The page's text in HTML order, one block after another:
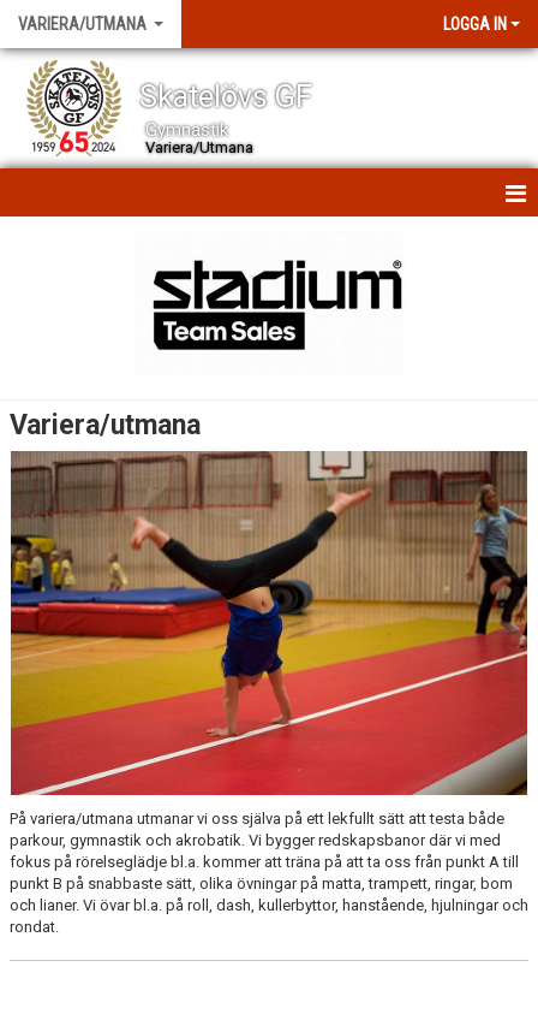
VARIERA/UTMANA LOGGA IN
Skatelövs GF
Gymnastik
Variera/Utmana
Variera/utmana
På variera/utmana utmanar vi oss själva på ett lekfullt sätt att testa både
parkour, gymnastik och akrobatik. Vi bygger redskapsbanor där vi med
fokus på rörelseglädje bl.a. kommer att träna på att ta oss från punkt A till
punkt B på snabbaste sätt, olika övningar på matta,trampett, ringar, bom
och lianer. Vi övarbl.a. på roll, dash, kullerbyttor, hanstående, hjulningaroch
rondat.